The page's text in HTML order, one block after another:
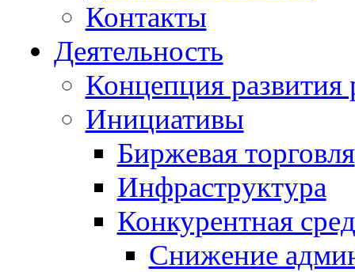
Контакты
Деятельность
Концепция развития
Инициативы
Биржевая торговля
Инфраструктура
Конкурентная
Снижение